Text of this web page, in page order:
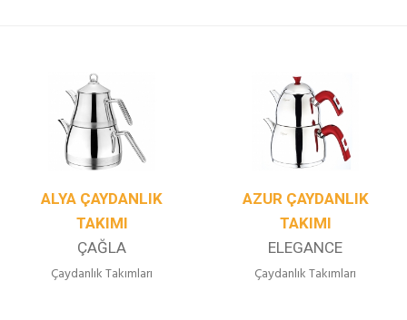
ALYA ÇAYDANLIK
TAKIMI
ÇAĞLA
Çaydanlık Takımları
AZUR ÇAYDANLIK
TAKIMI
ELEGANCE
Çaydanlık Takımları